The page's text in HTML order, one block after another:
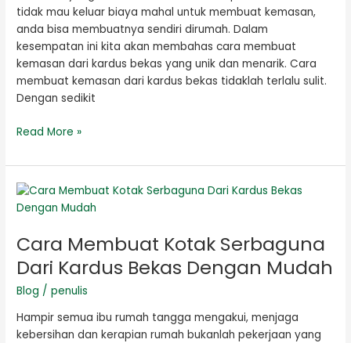
tidak mau keluar biaya mahal untuk membuat kemasan,
anda bisa membuatnya sendiri dirumah. Dalam
kesempatan ini kita akan membahas cara membuat
kemasan dari kardus bekas yang unik dan menarik. Cara
membuat kemasan dari kardus bekas tidaklah terlalu sulit.
Dengan sedikit
Read More »
Cara Membuat Kotak Serbaguna
Dari Kardus Bekas Dengan Mudah
Blog /penulis
Hampir semua ibu rumah tangga mengakui, menjaga
kebersihan dan kerapian rumah bukanlah pekerjaan yang
Cara
Membuat
Serbaguna
Dari
Kardus
Bekas
Dengan
Mudah